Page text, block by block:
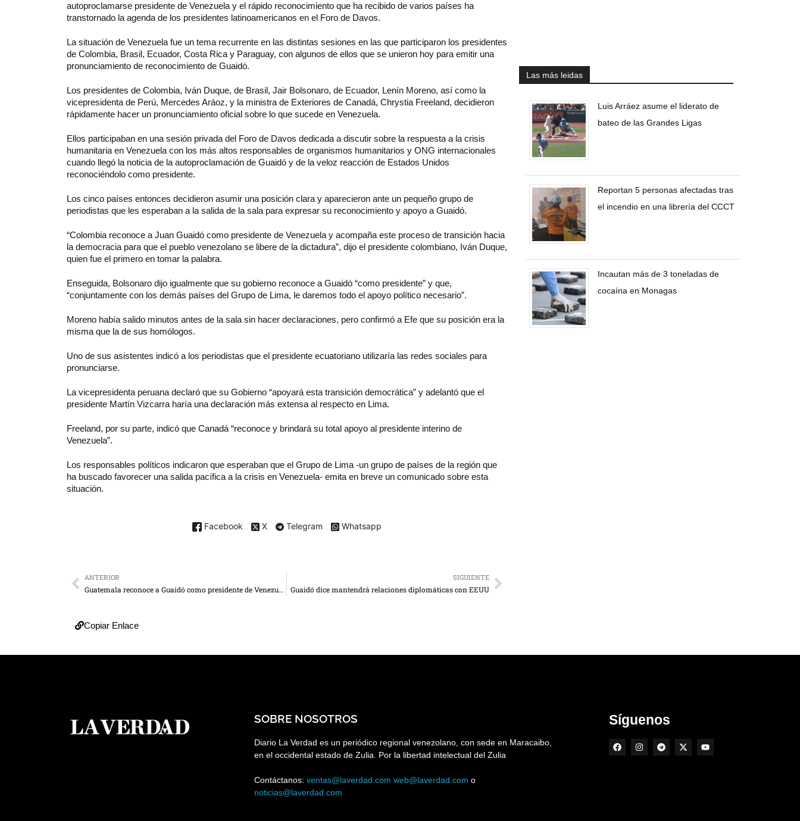
autoproclamarse presidente de Venezuela y el rápido reconocimiento que ha recibido de varios países ha
transtornado la agenda de los presidentes latinoamericanos en el Foro de Davos.
La situación de Venezuela fue un tema recurrente en las distintas sesiones en las que participaron los presidentes
de Colombia, Brasil, Ecuador, Costa Rica y Paraguay, con algunos de ellos que se unieron hoy para emitir una
pronunciamiento de reconocimiento de Guaidó.
Los presidentes de Colombia, Iván Duque, de Brasil, Jair Bolsonaro, de Ecuador, Lenín Moreno, así como la
vicepresidenta de Perú, Mercedes Aráoz, y la ministra de Exteriores de Canadá, Chrystia Freeland, decidieron
rápidamente hacer un pronunciamiento oficial sobre lo que sucede en Venezuela.
Ellos participaban en una sesión privada del Foro de Davos dedicada a discutir sobre la respuesta a la crisis
humanitaria en Venezuela con los más altos responsables de organismos humanitarios y ONG internacionales
cuando llegó la noticia de la autoproclamación de Guaidó y de la veloz reacción de Estados Unidos
reconociéndolo como presidente.
Los cinco países entonces decidieron asumir una posición clara y aparecieron ante un pequeño grupo de
periodistas que les esperaban a la salida de la sala para expresar su reconocimiento y apoyo a Guaidó.
“Colombia reconoce a Juan Guaidó como presidente de Venezuela y acompaña este proceso de transición hacia
la democracia para que el pueblo venezolano se libere de la dictadura”, dijo el presidente colombiano, Iván Duque,
quien fue el primero en tomar la palabra.
Enseguida, Bolsonaro dijo igualmente que su gobierno reconoce a Guaidó “como presidente” y que,
“conjuntamente con los demás países del Grupo de Lima, le daremos todo el apoyo político necesario”.
Moreno había salido minutos antes de la sala sin hacer declaraciones, pero confirmó a Efe que su posición era la
misma que la de sus homólogos.
Uno de sus asistentes indicó a los periodistas que el presidente ecuatoriano utilizaría las redes sociales para
pronunciarse.
La vicepresidenta peruana declaró que su Gobierno “apoyará esta transición democrática” y adelantó que el
presidente Martín Vizcarra haría una declaración más extensa al respecto en Lima.
Freeland, por su parte, indicó que Canadá “reconoce y brindará su total apoyo al presidente interino de
Venezuela”.
Los responsables políticos indicaron que esperaban que el Grupo de Lima -un grupo de países de la región que
ha buscado favorecer una salida pacífica a la crisis en Venezuela- emita en breve un comunicado sobre esta
situación.
Facebook X Telegram Whatsapp
Las más leidas
Luis Arráez asume el liderato de
bateo de las Grandes Ligas
Reportan 5 personas afectadas tras
el incendio en una librería del CCCT
Incautan más de 3 toneladas de
cocaína en Monagas
ANTERIOR
Guatemala reconoce a Guaidó como presidente de Venezuela
SIGUIENTE
Guaidó dice mantendrá relaciones diplomáticas con EEUU
Copiar Enlace
SOBRE NOSOTROS
Diario La Verdad es un periódico regional venezolano, con sede en Maracaibo,
en el occidental estado de Zulia. Por la libertad intelectual del Zulia
Contáctanos: ventas@laverdad.com web@laverdad.com o
noticias@laverdad.com
Síguenos